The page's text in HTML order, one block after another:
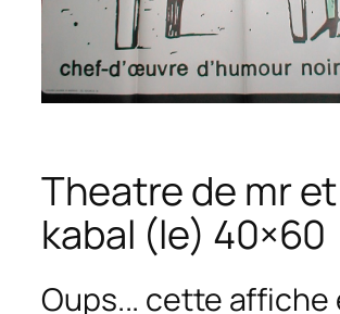
Theatre de mr
kabal (le) 40×60
Oups... cette affiche